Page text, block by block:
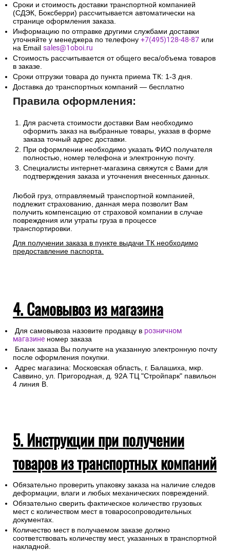
Сроки и стоимость доставки транспортной компанией
(СДЭК, Боксберри) рассчитывается автоматически на
странице оформления заказа.
Информацию по отправке другими службами доставки
уточняйте у менеджера по телефону +7(495)128-48-87 или
на Email sales@1oboi.ru
Стоимость рассчитывается от общего веса/объема товаров
в заказе.
Сроки отгрузки товара до пункта приема ТК: 1-3 дня.
Доставка до транспортных компаний — бесплатно
Правила оформления:
Для расчета стоимости доставки Вам необходимо
оформить заказ на выбранные товары, указав в форме
заказа точный адрес доставки.
При оформлении необходимо указать ФИО получателя
полностью, номер телефона и электронную почту.
Специалисты интернет-магазина свяжутся с Вами для
подтверждения заказа и уточнения внесенных данных.
Любой груз, отправляемый транспортной компанией,
подлежит страхованию, данная мера позволит Вам
получить компенсацию от страховой компании в случае
повреждения или утраты груза в процессе
транспортировки.
Для получении заказа в пункте выдачи ТК необходимо
предоставление паспорта.
4. Самовывоз из магазина
Для самовывоза назовите продавцу в розничном
магазине номер заказа
Бланк заказа Вы получите на указанную электронную почту
после оформления покупки.
Адрес магазина: Московская область, г. Балашиха, мкр.
Саввино, ул. Пригородная, д. 92А ТЦ "Стройпарк" павильон
4 линия В.
5. Инструкции при получении
товаров из транспортных компаний
Обязательно проверить упаковку заказа на наличие следов
деформации, влаги и любых механических повреждений.
Обязательно сверить фактическое количество грузовых
мест с количеством мест в товаросопроводительных
документах.
Количество мест в получаемом заказе должно
соответствовать количеству мест, указанных в транспортной
накладной.